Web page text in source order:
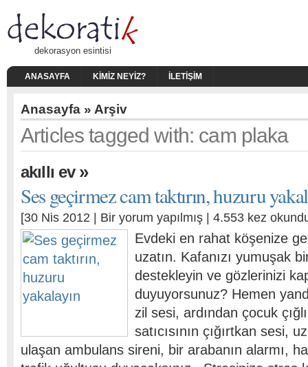
dekorasyon esintisi
ANASAYFA KIMIZ NEYIZ? İLETIŞIM
Anasayfa » Arşiv
Articles tagged with: cam plaka
akıllı ev»
Ses geçirmez cam taktırın, huzuru
[30 Nis 2012 | Bir yorum yapılmış | 4.553 kez
Evdeki en rahat köşenize
uzatın. Kafanızı yumuşak
destekleyin ve gözlerinizi
duyuyorsunuz? Hemen
zil sesi, ardından çocuk
satıcısının çığırtkan sesi,
ulaşan ambulans sireni, bir arabanın alarmı,